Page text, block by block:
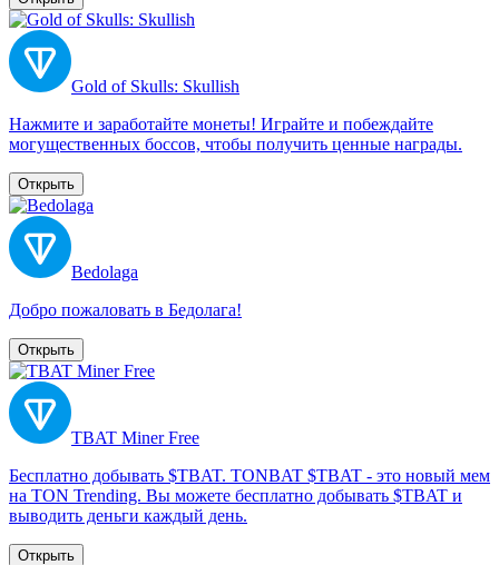
Gold of Skulls: Skullish
Нажмите и заработайте монеты! Играйте и побеждайте
могущественных боссов, чтобы получить ценные награды.
Открыть
Bedolaga
Добро пожаловать в Бедолага!
Открыть
TBAT Miner Free
Бесплатно добывать $TBAT. TONBAT $TBAT - это новый мем
на TON Trending. Вы можете бесплатно добывать $TBAT и
выводить деньги каждый день.
Открыть